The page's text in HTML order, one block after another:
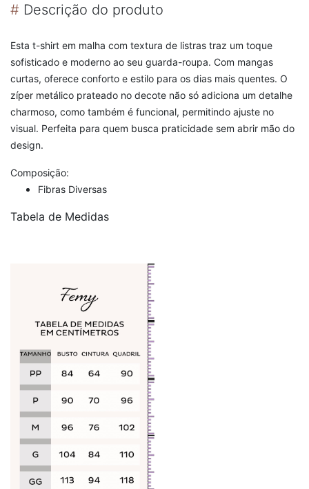
# Descrição do produto
Esta t-shirt em malha com textura de listras traz um toque
sofisticado e moderno ao seu guarda-roupa. Com mangas
curtas, oferece conforto e estilo para os dias mais quentes. O
zíper metálico prateado no decote não só adiciona um detalhe
charmoso, como também é funcional, permitindo ajuste no
visual. Perfeita para quem busca praticidade sem abrir mão do
design.
Composição:
Fibras Diversas
Tabela de Medidas